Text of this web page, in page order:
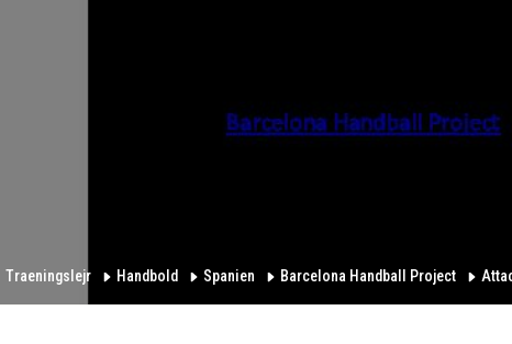
Traeningslejr Handbold Spanien Barcelona Handball Project